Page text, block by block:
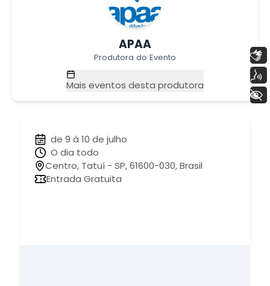
APAA
Produtora do Evento
Mais eventos desta produtora
de 9 à 10 de julho
O dia todo
Centro, Tatuí - SP, 61600-030, Brasil
Entrada Gratuita
+ Acessibilidade